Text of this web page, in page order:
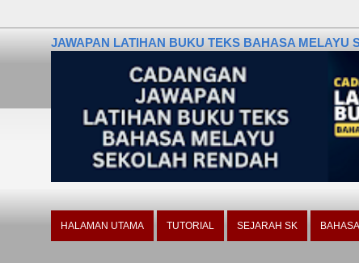
JAWAPAN LATIHAN BUKU TEKS BAHASA MELAYU
HALAMAN UTAMA TUTORIAL SEJARAH SK